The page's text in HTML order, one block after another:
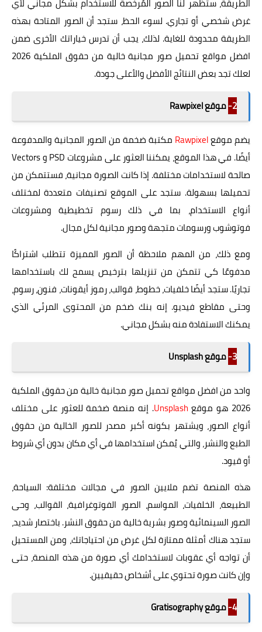
غرض شخصي أو تجاري. لسوء الحظ، ستجد أن الصور المتاحة بهذه
الطريقة محدودة للغاية. لذلك، يجب أن تدرس خياراتك الأخرى ضمن
افضل مواقع تحميل صور مجانية خالية من حقوق الملكية 2026
لعلك تجد بعض النتائج الأفضل والأعلى جودة.
2- موقع Rawpixel
يضم موقعRawpixel مكتبة ضخمة من الصور المجانية والمدفوعة
أيضًا. في هذا الموقع، يمكننا العثور على مشروعات PSD و Vectors
صالحة لاستخدامات مختلفة. إذا كانت الصورة مجانية، فستتمكن من
تحميلها بسهولة. ستجد على الموقع تصنيفات متعددة لمختلف
أنواع الاستخدام، بما في ذلك رسوم تخطيطية ومشروعات
فوتوشوب ورسومات متجهة وصور مجانية لكل مجال.
ومع ذلك، من المهم ملاحظة أن الصور المميزة تتطلب اشتراكًا
مدفوعًا كي تتمكن من تنزيلها بترخيص يسمح لك باستخدامها
تجاريًا. ستجد أيضًا خلفيات، خطوط، قوالب، رموز أيقونات، فنون، رسوم،
وحتى مقاطع فيديو. إنه بنك ضخم من المحتوى المرئي الذي
يمكنك الاستفادة منه بشكل مجاني.
3- موقع Unsplash
واحد من افضل مواقع تحميل صور مجانية خالية من حقوق الملكية
2026 هو موقع
Unsplash. إنه منصة ضخمة للعثور على مختلف
أنواع الصور، ويشتهر بكونه أكبر مصدر للصور الخالية من حقوق
الطبع والنشر، والتي يُمكن استخدامها في أي مكان بدون أي شروط
أو قيود.
هذه المنصة تضم ملايين الصور في مجالات مختلفة: السياحة،
الطبيعة، الخلفيات، المواسم، الصور الفوتوغرافية، القوالب، وحى
الصور السينمائية وصور بشرية خالية من حقوق النشر. باختصار شديد،
ستجد هناك أمثلة ممتازة لكل غرض من احتياجاتك، ومن المستحيل
أن تواجه أي عقوبات لاستخدامك أي صورة من هذه المنصة، حتى
وإن كانت صورة تحتوي على أشخاص حقيقيين.
4- موقع Gratisography